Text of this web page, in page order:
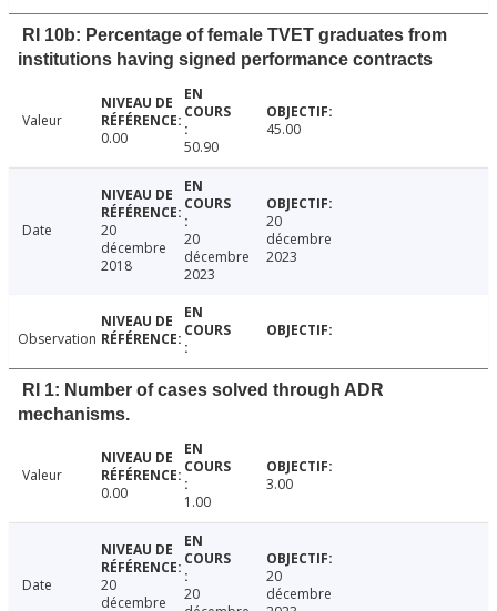
RI 10b: Percentage of female TVET graduates from
institutions having signed performance contracts
Valeur
0.00
50.90
45.00
Date
20
décembre
2018
20
décembre
2023
20
décembre
2023
Observation
RI 1: Number of cases solved through ADR
mechanisms.
Valeur
0.00
1.00
3.00
Date
20
décembre
20
20
décembre